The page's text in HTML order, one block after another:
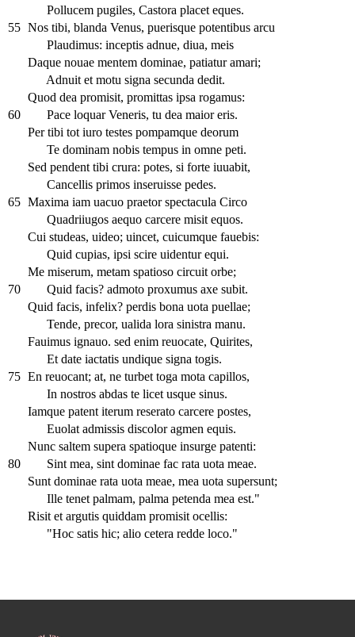
Pollucem pugiles, Castora placet eques.
55 Nos tibi, blanda Venus, puerisque potentibus arcu
Plaudimus: inceptis adnue, diua, meis
Daque nouae mentem dominae, patiatur amari;
Adnuit et motu signa secunda dedit.
Quod dea promisit, promittas ipsa rogamus:
60
Pace loquar Veneris, tu dea maior eris.
Per tibi tot iuro testes pompamque deorum
Te dominam nobis tempus in omne peti.
Sed pendent tibi crura: potes, si forte iuuabit,
Cancellis primos inseruisse pedes.
65 Maxima iam uacuo praetor spectacula Circo
Quadriiugos aequo carcere misit equos.
Cui studeas, uideo; uincet, cuicumque fauebis:
Quid cupias, ipsi scire uidentur equi.
Me miserum, metam spatioso circuit orbe;
70
Quid facis? admoto proxumus axe subit.
Quid facis, infelix? perdis bona uota puellae;
Tende, precor, ualida lora sinistra manu.
Fauimus ignauo. sed enim reuocate, Quirites,
Et date iactatis undique signa togis.
75 En reuocant; at, ne turbet toga mota capillos,
In nostros abdas te licet usque sinus.
Iamque patent iterum reserato carcere postes,
Euolat admissis discolor agmen equis.
Nunc saltem supera spatioque insurge patenti:
80
Sint mea, sint dominae fac rata uota meae.
Sunt dominae rata uota meae, mea uota supersunt;
Ille tenet palmam, palma petenda mea est."
Risit et argutis quiddam promisit ocellis:
"Hoc satis hic; alio cetera redde loco."